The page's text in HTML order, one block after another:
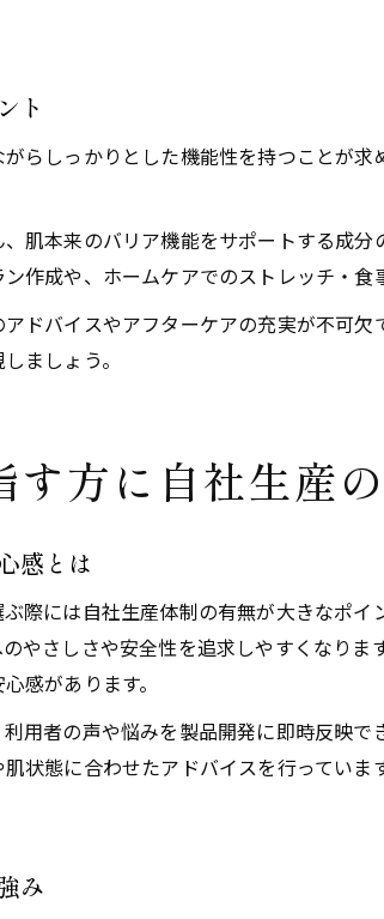
ト
らしっかりとした機能性を持つことが
肌本来のバリア機能をサポートする成
作成や、ホームケアでのストレッチ・食
ドバイスやアフターケアの充実が不可
ましょう。
す方に自社生産
感とは
際には自社生産体制の有無が大きなポ
やさしさや安全性を追求しやすくなり
感があります。
用者の声や悩みを製品開発に即時反映
状態に合わせたアドバイスを行ってい
み